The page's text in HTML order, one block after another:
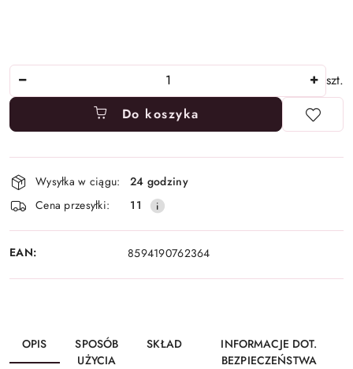
szt.
Do koszyka
Dostępność
i
dostawa
Wysyłka w ciągu:
24 godziny
Cena przesyłki:
11
EAN: 8594190762364
OPIS
SPOSÓB
UŻYCIA
SKŁAD
INFORMACJE DOT.
BEZPIECZEŃSTWA